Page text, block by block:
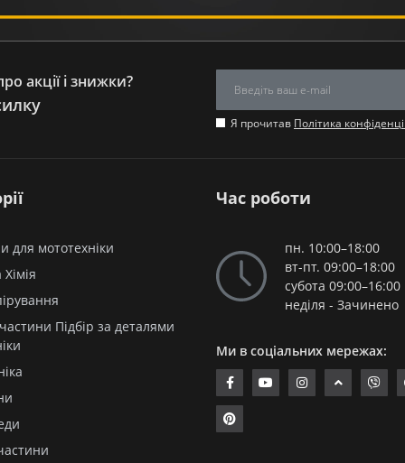
акції і знижки?
Я прочитав Політика
для мототехніки
Підбір за деталями
Час роботи
пн. 10:00–18:00
вт-пт. 09:00–18:00
субота 09:00–16:00
неділя - Зачинено
Ми в соціальних мережах: